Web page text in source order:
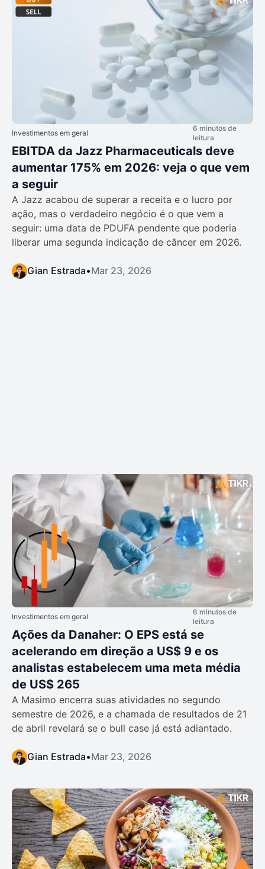
Investimentos em geral
6 minutos de
leitura
EBITDA da Jazz Pharmaceuticals deve
aumentar 175% em 2026: veja o que vem
a seguir
A Jazz acabou de superar a receita e o lucro por
ação, mas o verdadeiro negócio é o que vem a
seguir: uma data de PDUFA pendente que poderia
liberar uma segunda indicação de câncer em 2026.
Gian Estrada•Mar 23, 2026
Investimentos em geral
6 minutos de
leitura
Ações da Danaher: O EPS está se
acelerando em direção a US$ 9 e os
analistas estabelecem uma meta média
de US$ 265
A Masimo encerra suas atividades no segundo
semestre de 2026, e a chamada de resultados de 21
de abril revelará se o bull case já está adiantado.
Gian Estrada•Mar 23, 2026